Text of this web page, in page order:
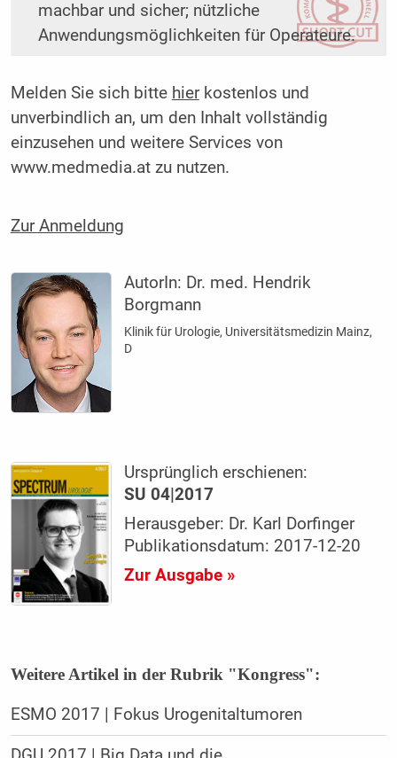
machbar und sicher; nützliche
Anwendungsmöglichkeiten für Operateure.
Melden Sie sich bitte hierkostenlos und
unverbindlich an, um den Inhalt vollständig
einzusehen und weitere Services von
www.medmedia.at zu nutzen.
Zur Anmeldung
AutorIn: Dr. med. Hendrik
Borgmann
Klinik für Urologie, Universitätsmedizin Mainz,
D
Ursprünglich erschienen:
SU 04|2017
Herausgeber: Dr. Karl Dorfinger
Publikationsdatum: 2017-12-20
Zur Ausgabe »
Weitere Artikel in der Rubrik "Kongress":
ESMO 2017 | Fokus Urogenitaltumoren